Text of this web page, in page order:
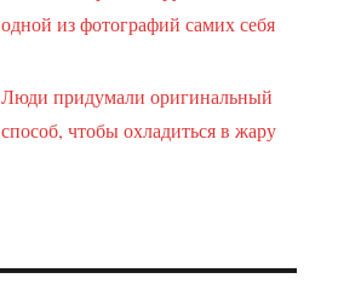
одной из фотографий самих себя
Люди придумали оригинальный
способ, чтобы охладиться в жару